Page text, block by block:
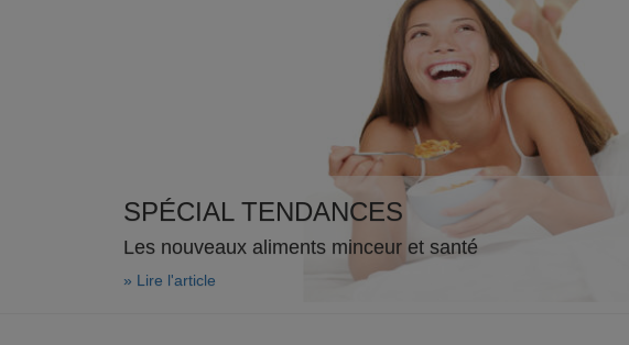
SPÉCIAL TENDANCES
Les nouveaux aliments minceur et santé
» Lire l'article